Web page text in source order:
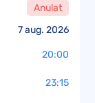
7 aug. 2026
Anulat
20:00
23:15